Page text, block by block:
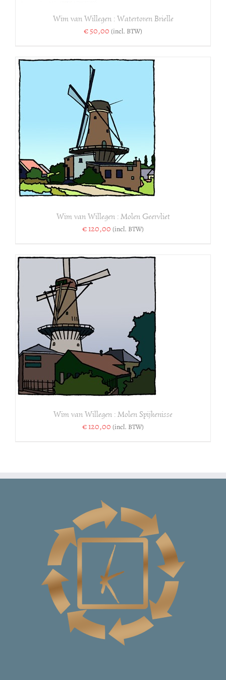
Wim van Willegen : Watertoren Brielle
€50,00 (incl. BTW)
Wim van Willegen : Molen Geervliet
€120,00 (incl. BTW)
Wim van Willegen : Molen Spijkenisse
€120,00 (incl. BTW)